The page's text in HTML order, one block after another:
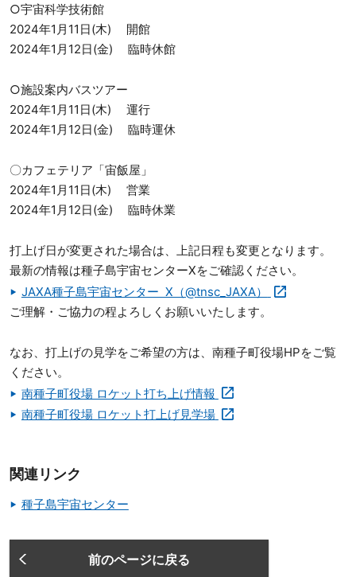
○宇宙科学技術館
2024年1月11日(木) 開館
2024年1月12日(金) 臨時休館
○施設案内バスツアー
2024年1月11日(木) 運行
2024年1月12日(金) 臨時運休
〇カフェテリア「宙飯屋」
2024年1月11日(木) 営業
2024年1月12日(金) 臨時休業
打上げ日が変更された場合は、上記日程も変更となります。
最新の情報は種子島宇宙センターXをご確認ください。
JAXA種子島宇宙センター X（@tnsc_JAXA）
ご理解・ご協力の程よろしくお願いいたします。
なお、打上げの見学をご希望の方は、南種子町役場HPをご覧
ください。
南種子町役場 ロケット打ち上げ情報
南種子町役場 ロケット打上げ見学場
関連リンク
種子島宇宙センター
前のページに戻る